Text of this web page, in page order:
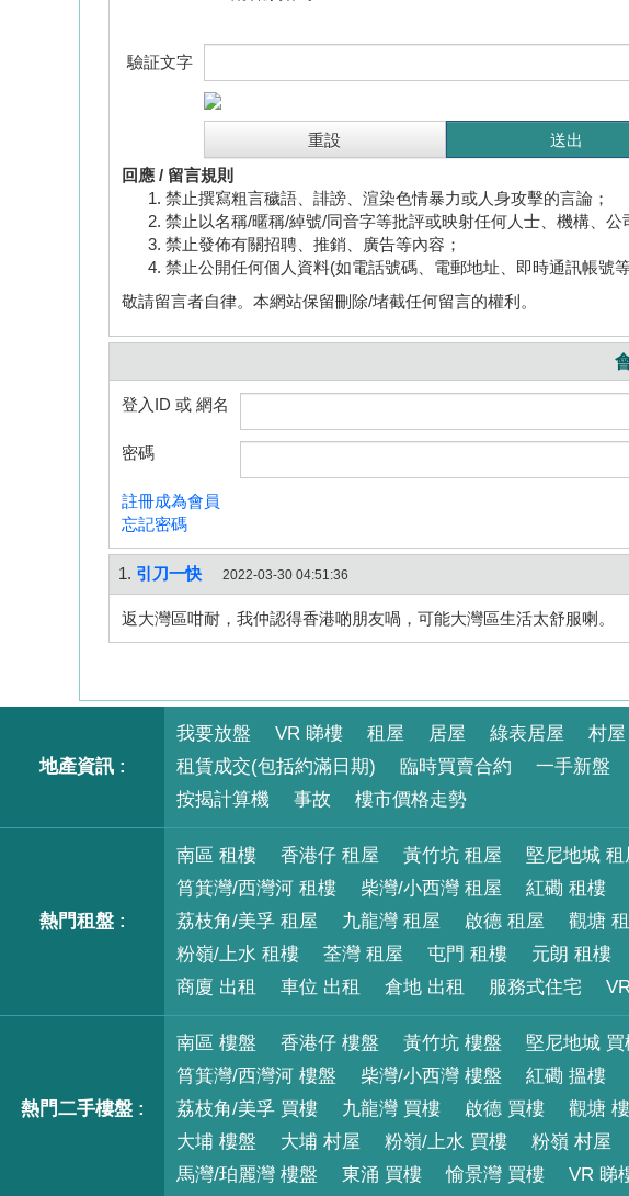
驗証文字
回應 / 留言規則
禁止撰寫粗言穢語、誹謗、渲染色情暴力或人身攻擊的言論；
禁止以名稱/暱稱/綽號/同音字等批評或映射任何人士、機構、公
禁止發佈有關招聘、推銷、廣告等內容；
禁止公開任何個人資料(如電話號碼、電郵地址、即時通訊帳號等
敬請留言者自律。本網站保留刪除/堵截任何留言的權利。
登入ID 或 網名
密碼
註冊成為會員
忘記密碼
1. 引刀一快 2022-03-30 04:51:36
返大灣區咁耐，我仲認得香港啲朋友喎，可能大灣區生活太舒服喇。
地產資訊 :
我要放盤 VR 睇樓 租屋 居屋 綠表居屋 村
租賃成交(包括約滿日期)
臨時買賣合約 一手新盤
按揭計算機
事故 樓市價格走勢
熱門租盤 :
南區 租樓 香港仔 租屋 黃竹坑 租屋 堅尼地城 租
筲箕灣/西灣河 租樓
柴灣/小西灣 租屋 紅磡 租樓
荔枝角/美孚 租屋
九龍灣 租屋 啟德 租屋 觀塘
粉嶺/上水 租樓
荃灣 租屋 屯門 租樓 元朗 租樓
商廈 出租
車位 出租 倉地 出租 服務式住宅
熱門二手樓盤 :
南區 樓盤 香港仔 樓盤 黃竹坑 樓盤 堅尼地城 買
筲箕灣/西灣河 樓盤
柴灣/小西灣 樓盤 紅磡 搵樓
荔枝角/美孚 買樓
九龍灣 買樓 啟德 買樓 觀塘
大埔 樓盤
大埔 村屋 粉嶺/上水 買樓 粉嶺 村屋
馬灣/珀麗灣 樓盤
東涌 買樓 愉景灣 買樓 VR 睇